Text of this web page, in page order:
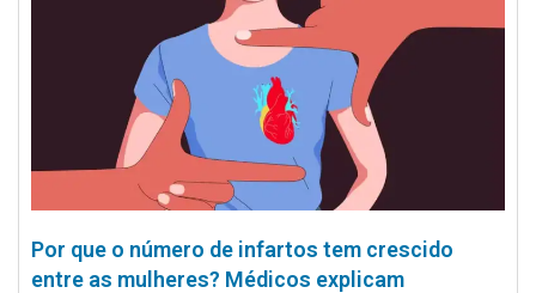
Por que o número de infartos tem crescido
entre as mulheres? Médicos explicam